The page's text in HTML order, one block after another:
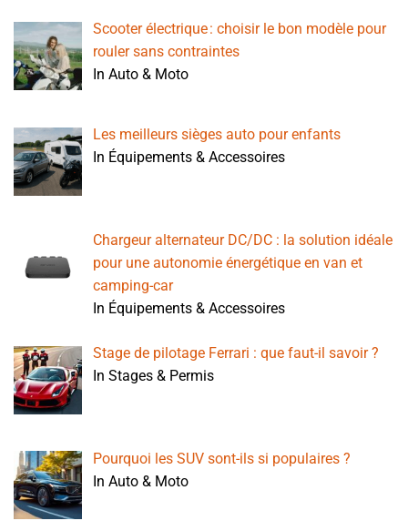
Scooter électrique : choisir le bon modèle pour
rouler sans contraintes
In Auto & Moto
Les meilleurs sièges auto pour enfants
In Équipements & Accessoires
Chargeur alternateur DC/DC : la solution idéale
pour une autonomie énergétique en van et
camping-car
In Équipements & Accessoires
Stage de pilotage Ferrari : que faut-il savoir ?
In Stages & Permis
Pourquoi les SUV sont-ils si populaires ?
In Auto & Moto